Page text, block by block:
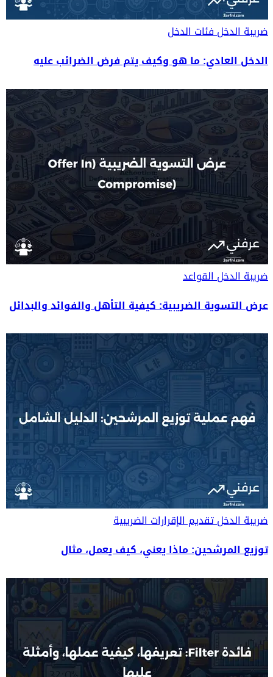
ضريبة الدخلفئات الدخل
الدخل العادي: ما هو وكيف يتم فرض الضرائب عليه
ضريبة الدخلالقواعد
عرض التسوية الضريبية: كيفية التأهل والفوائد والبدائل
ضريبة الدخلتقديم الإقرارات الضريبية
توزيع المرشحين: ماذا يعني، كيف يعمل، مثال